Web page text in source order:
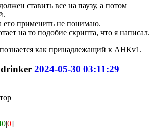
ставить все на паузу, а потом
его применить не понимаю.
на то подобие скрипта, что я написал.
как принадлежащий к АНКv1.
2024-05-30 03:11:29
|0]